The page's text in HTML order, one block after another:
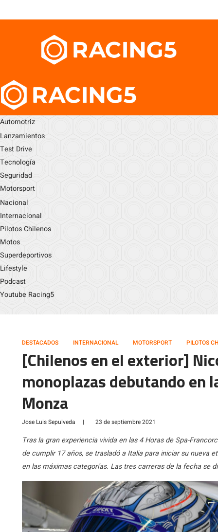
Automotriz
Lanzamientos
Test Drive
Tecnología
Seguridad
Motorsport
Nacional
Internacional
Pilotos Chilenos
Motos
Superdeportivos
Lifestyle
Podcast
Youtube Racing5
DESTACADOS INTERNACIONAL MOTORSPORT PILOTOS
[Chilenos en el exterior]
monoplazas debutando en
Monza
Jose Luis Sepulveda | 23 de septiembre 2021
Tras la gran experiencia vivida en las 4 Horas de Spa-
de cumplir 17 años, se trasladó a Italia para iniciar su nueva
en las máximas categorías. Las tres carreras de la fecha se